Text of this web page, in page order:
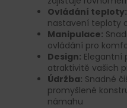
Ovládání teploty:
nastavení teploty
Manipulace:
ovládání pro
Design: Elegantní
atraktivitě vašich
Údržba: Snadné
promyšlené
námahu